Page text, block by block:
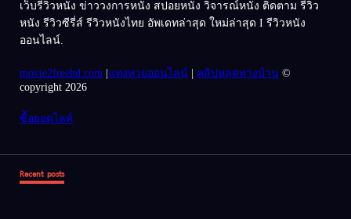
เว็บรีวิวหนัง ข่าววงการหนัง สปอยหนัง วิจารณ์หนัง ติดตาม รีวิว
หนัง รีวิวซีรี่ส์ รีวิวหนังไทย อัพเดทล่าสุด ใหม่ล่าสุด I รีวิวหนัง
ออนไลน์.
movie2freehd.com |แทงหวยออนไลน์ | คลิปหลุดทางบ้าน ©
copyright 2026
ซื้อยอดไลค์
Recent posts